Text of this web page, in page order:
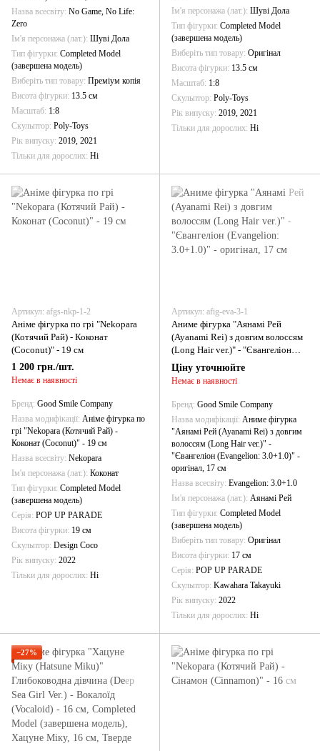
Назва всесвіту No Game, No Life:
Zero
Ім'я персонажа (лат.) Шуві Дола
Тип фігурки Completed Model
(завершена модель)
Виберіть тип товару Преміум копія
Висота фігурки 13.5 см
Масштаб 1:8
Скульптор Poly-Toys
Рік випуску 2019, 2021
Тільки для дорослих Ні
Ім'я персонажа (лат.) Шуві Дола
Тип фігурки Completed Model
(завершена модель)
Виберіть тип товару Оригінал
Висота фігурки 13.5 см
Масштаб 1:8
Скульптор Poly-Toys
Рік випуску 2019, 2021
Тільки для дорослих Ні
Артикул: afgs-nkp-1-2
Аніме фігурка по грі "Nekopara
(Котячий Рай) - Коконат
(Coconut)" - 19 см
1 200 грн./шт.
Немає в наявності
Бренд Good Smile Company
Назва модифікації Аніме фігурка по
грі "Nekopara (Котячий Рай) -
Коконат (Coconut)" - 19 см
Назва всесвіту Nekopara
Ім'я персонажа (лат.) Коконат
Тип фігурки Completed Model
(завершена модель)
Серія POP UP PARADE
Висота фігурки 19 см
Скульптор Design Coco
Рік випуску 2022
Тільки для дорослих Ні
Артикул: afig-eva-3-1
Аниме фігурка "Аянамі Рей
(Ayanami Rei) з довгим волоссям
(Long Hair ver.)" - "Євангеліон
(Evangelion: 3.0+1.0)" - оригінал,
17 см
Ціну уточнюйте
Немає в наявності
Бренд Good Smile Company
Назва модифікації Аниме фігурка
"Аянамі Рей (Ayanami Rei) з довгим
волоссям (Long Hair ver.)" -
"Євангеліон (Evangelion: 3.0+1.0)" -
оригінал, 17 см
Назва всесвіту Evangelion: 3.0+1.0
Ім'я персонажа (лат.) Аянамі Рей
Тип фігурки Completed Model
(завершена модель)
Виберіть тип товару Оригінал
Висота фігурки 17 см
Серія POP UP PARADE
Скульптор Kawahara Takayuki
Рік випуску 2022
Тільки для дорослих Ні
−27%